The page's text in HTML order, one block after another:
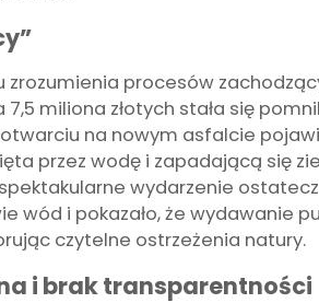
procesów
miliona złotych stała się
na nowym asfalcie
przez wodę i zapadającą się
wydarzenie
wód i pokazało, że wydawanie
czytelne ostrzeżenia natury.
i brak transparentności